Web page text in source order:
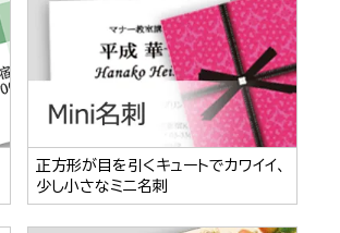
正方形が目を引くキュートでカワイイ、
少し小さなミニ名刺